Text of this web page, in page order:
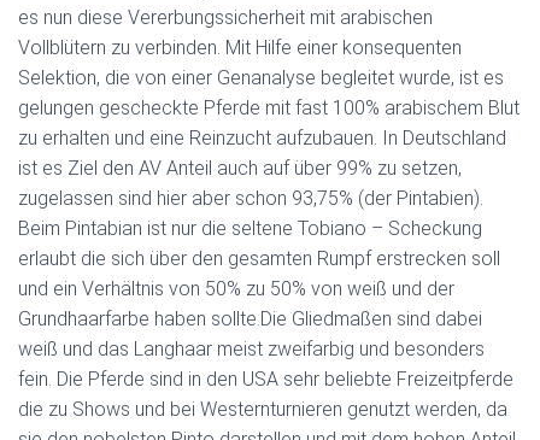
es nun diese Vererbungssicherheit mit arabischen
Vollblütern zu verbinden. Mit Hilfe einer konsequenten
Selektion, die von einer Genanalyse begleitet wurde, ist es
gelungen gescheckte Pferde mit fast 100% arabischem Blut
zu erhalten und eine Reinzucht aufzubauen. In Deutschland
ist es Ziel den AV Anteil auch auf über 99% zu setzen,
zugelassen sind hier aber schon 93,75% (der Pintabien).
Beim Pintabian ist nur die seltene Tobiano – Scheckung
erlaubt die sich über den gesamten Rumpf erstrecken soll
und ein Verhältnis von 50% zu 50% von weiß und der
Grundhaarfarbe haben sollte.Die Gliedmaßen sind dabei
weiß und das Langhaar meist zweifarbig und besonders
fein. Die Pferde sind in den USA sehr beliebte Freizeitpferde
die zu Shows und bei Westernturnieren genutzt werden, da